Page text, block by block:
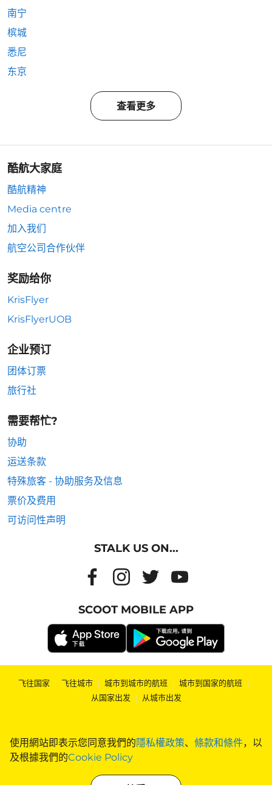
使用網站即表示您同意我們的隱私權政策、 條款和條件，以
及根據我們的Cookie Policy
南宁
槟城
悉尼
东京
查看更多
酷航大家庭
酷航精神
Media centre
加入我们
航空公司合作伙伴
奖励给你
KrisFlyer
KrisFlyerUOB
企业预订
团体订票
旅行社
需要帮忙?
协助
运送条款
特殊旅客 - 协助服务及信息
票价及费用
可访问性声明
STALK US ON...
SCOOT MOBILE APP
飞往国家 | 飞往城市 | 城市到城市的航班 | 城市到国家的航班 |
从国家出发 | 从城市出发